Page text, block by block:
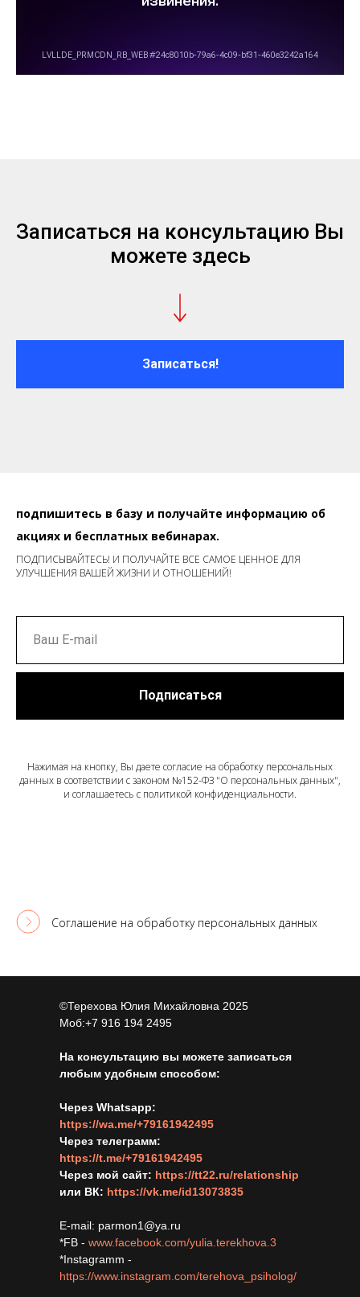
Записаться на консультацию Вы
можете здесь
Записаться!
подпишитесь в базу и получайте информацию об
акциях и бесплатных вебинарах.
ПОДПИСЫВАЙТЕСЬ! И ПОЛУЧАЙТЕ ВСЕ САМОЕ ЦЕННОЕ ДЛЯ
УЛУЧШЕНИЯ ВАШЕЙ ЖИЗНИ И ОТНОШЕНИЙ!
Подписаться
Нажимая на кнопку, Вы даете согласие на обработку персональных
данных в соответствии с законом №152-ФЗ "О персональных данных",
и соглашаетесь c политикой конфиденциальности.
Соглашение на обработку персональных данных
©Терехова Юлия Михайловна 2025
Моб:+7 916 194 2495
На консультацию вы можете записаться
любым удобным способом:
Через Whatsapp:
https://wa.me/+79161942495
Через телеграмм:
https://t.me/+79161942495
Через мой сайт: https://tt22.ru/relationship
или ВК: https://vk.me/id13073835
E-mail: parmon1@ya.ru
*FB - www.facebook.com/yulia.terekhova.3
*Instagramm -
https://www.instagram.com/terehova_psiholog/